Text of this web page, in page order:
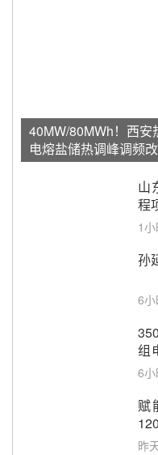
40MW/80MWh！西
电熔盐储热调峰调频
山
程
1
孙
6
组
改
6
赋
型
昨